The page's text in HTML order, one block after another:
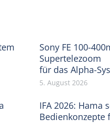
Sony FE 100-
Supertelezoom
für das Alpha-
5. August 2026
IFA 2026: Hama
Bedienkonzepte